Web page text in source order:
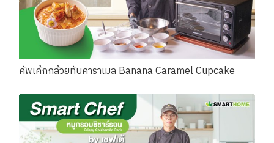
คัพเค้กกล้วยทับคาราเมล Banana Caramel Cupcake